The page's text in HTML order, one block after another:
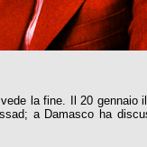
la fine. Il 20 gennaio
a Damasco ha